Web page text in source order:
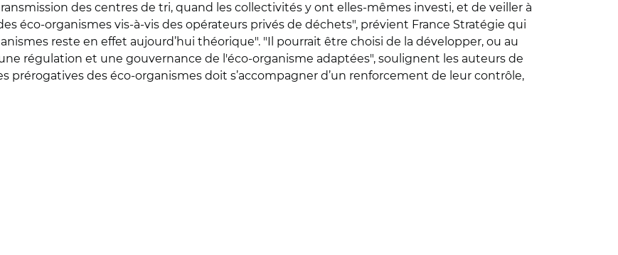
des centres de tri, quand les collectivités y ont elles-mêmes investi, et de veiller à
éco-organismes vis-à-vis des opérateurs privés de déchets", prévient France Stratégie qui
reste en effet aujourd’hui théorique". "Il pourrait être choisi de la développer, ou au
régulation et une gouvernance de l'éco-organisme adaptées", soulignent les auteurs de
prérogatives des éco-organismes doit s’accompagner d’un renforcement de leur contrôle,